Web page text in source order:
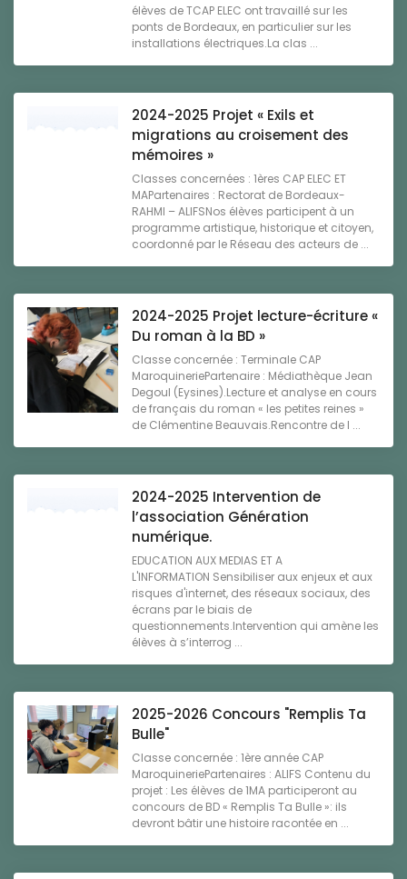
élèves de TCAP ELEC ont travaillé sur les
ponts de Bordeaux, en particulier sur les
installations électriques.La clas ...
2024-2025 Projet « Exils et
migrations au croisement des
mémoires »
Classes concernées : 1ères CAP ELEC ET
MAPartenaires : Rectorat de Bordeaux-
RAHMI – ALIFSNos élèves participent à un
programme artistique, historique et citoyen,
coordonné par le Réseau des acteurs de ...
2024-2025 Projet lecture-écriture «
Du roman à la BD »
Classe concernée : Terminale CAP
MaroquineriePartenaire : Médiathèque Jean
Degoul (Eysines).Lecture et analyse en cours
de français du roman « les petites reines »
de Clémentine Beauvais.Rencontre de l ...
2024-2025 Intervention de
l’association Génération
numérique.
EDUCATION AUX MEDIAS ET A
L'INFORMATION Sensibiliser aux enjeux et aux
risques d'internet, des réseaux sociaux, des
écrans par le biais de
questionnements.Intervention qui amène les
élèves à s’interrog ...
2025-2026 Concours "Remplis Ta
Bulle"
Classe concernée : 1ère année CAP
MaroquineriePartenaires : ALIFS Contenu du
projet : Les élèves de 1MA participeront au
concours de BD « Remplis Ta Bulle »: ils
devront bâtir une histoire racontée en ...